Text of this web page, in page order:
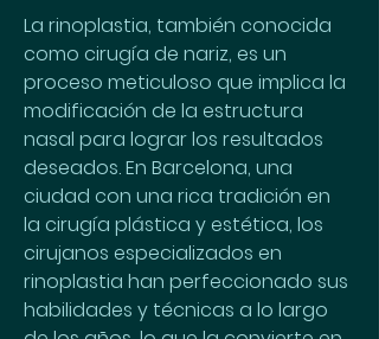
La rinoplastia, también conocida
como cirugía de nariz, es un
proceso meticuloso que implica la
modificación de la estructura
nasal para lograr los resultados
deseados. En Barcelona, una
ciudad con una rica tradición en
la cirugía plástica y estética, los
cirujanos especializados en
rinoplastia han perfeccionado sus
habilidades y técnicas a lo largo